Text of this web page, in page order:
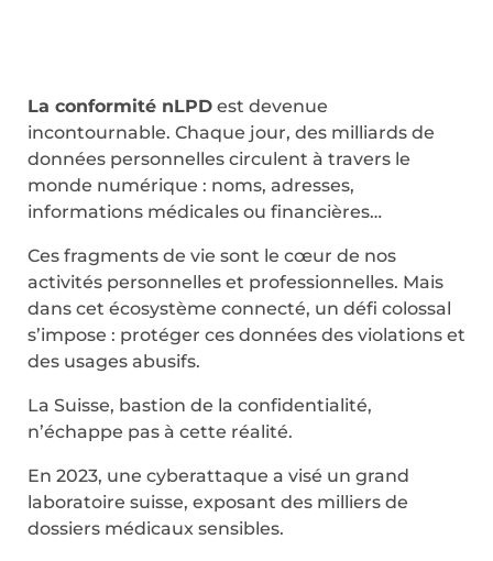
La conformité nLPD est devenue
incontournable. Chaque jour, des milliards de
données personnelles circulent à travers le
monde numérique : noms, adresses,
informations médicales ou financières…
Ces fragments de vie sont le cœur de nos
activités personnelles et professionnelles. Mais
dans cet écosystème connecté, un défi colossal
s’impose : protéger ces données des violations et
des usages abusifs.
La Suisse, bastion de la confidentialité,
n’échappe pas à cette réalité.
En 2023, une cyberattaque a visé un grand
laboratoire suisse, exposant des milliers de
dossiers médicaux sensibles.